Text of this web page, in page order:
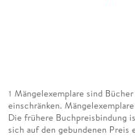
1 Mängelexemplare sind
einschränken.
Die frühere Buchpreisbindung
sich auf den gebundenen Preis